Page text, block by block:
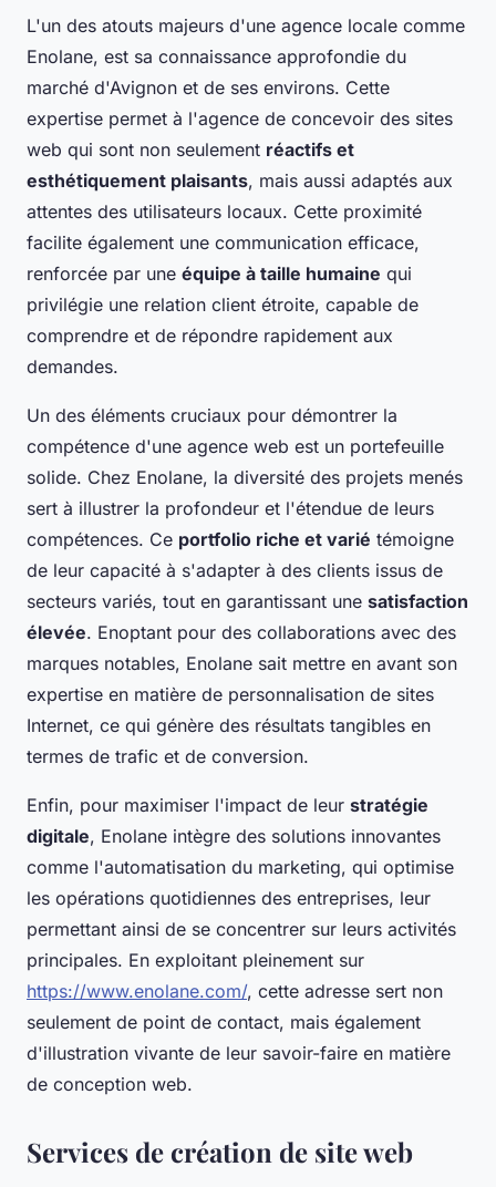
L'un des atouts majeurs d'une agence locale comme
Enolane, est sa connaissance approfondie du
marché d'Avignon et de ses environs. Cette
expertise permet à l'agence de concevoir des sites
web qui sont non seulement réactifs et
esthétiquement plaisants, mais aussi adaptés aux
attentes des utilisateurs locaux. Cette proximité
facilite également une communication efficace,
renforcée par une équipe à taille humaine qui
privilégie une relation client étroite, capable de
comprendre et de répondre rapidement aux
demandes.
Un des éléments cruciaux pour démontrer la
compétence d'une agence web est un portefeuille
solide. Chez Enolane, la diversité des projets menés
sert à illustrer la profondeur et l'étendue de leurs
compétences. Ce portfolio riche et varié témoigne
de leur capacité à s'adapter à des clients issus de
secteurs variés, tout en garantissant une satisfaction
élevée. Enoptant pour des collaborations avec des
marques notables, Enolane sait mettre en avant son
expertise en matière de personnalisation de sites
Internet, ce qui génère des résultats tangibles en
termes de trafic et de conversion.
Enfin, pour maximiser l'impact de leur stratégie
digitale, Enolane intègre des solutions innovantes
comme l'automatisation du marketing, qui optimise
les opérations quotidiennes des entreprises, leur
permettant ainsi de se concentrer sur leurs activités
principales. En exploitant pleinement sur
https://www.enolane.com/, cette adresse sert non
seulement de point de contact, mais également
d'illustration vivante de leur savoir-faire en matière
de conception web.
Services de création de site web